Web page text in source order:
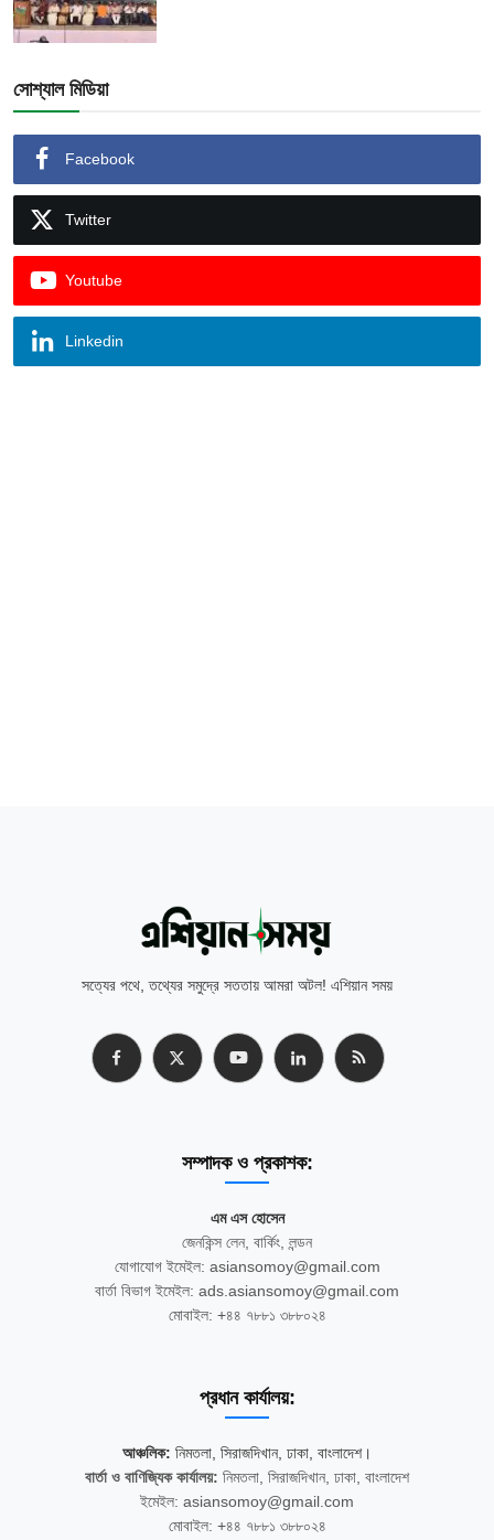
সোশ্যাল মিডিয়া
Facebook
Twitter
Youtube
Linkedin
সত্যের পথে, তথ্যের সমুদ্রে সততায় আমরা অটল! এশিয়ান সময়
সম্পাদক ও প্রকাশক:
এম এস হোসেন
জেনকিন্স লেন, বার্কিং, লন্ডন
যোগাযোগ ইমেইল: asiansomoy@gmail.com
বার্তা বিভাগ ইমেইল: ads.asiansomoy@gmail.com
মোবাইল: +৪৪ ৭৮৮১ ৩৮৮০২৪
প্রধান কার্যালয়:
আঞ্চলিক: নিমতলা, সিরাজদিখান, ঢাকা, বাংলাদেশ।
বার্তা ও বাণিজ্যিক কার্যালয়: নিমতলা, সিরাজদিখান, ঢাকা, বাংলাদেশ
ইমেইল: asiansomoy@gmail.com
মোবাইল: +৪৪ ৭৮৮১ ৩৮৮০২৪